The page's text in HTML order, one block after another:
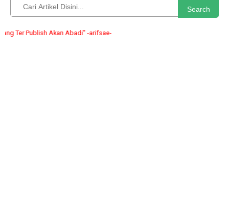
Search
Akan Abadi" -arifsae-